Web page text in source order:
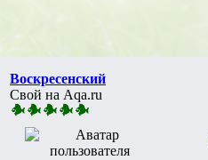
Воскресенский
Свой на Aqa.ru